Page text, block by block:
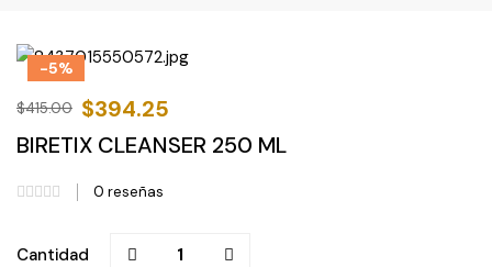
-5%
$415.00 $394.25
BIRETIX CLEANSER 250 ML
0 reseñas
Cantidad
BIRETIX